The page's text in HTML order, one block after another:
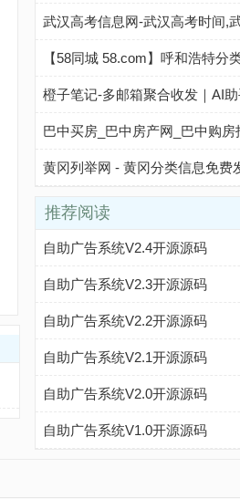
黄冈列举网 - 黄冈分类信息免费
推荐阅读
自助广告系统V2.4开源源码
自助广告系统V2.3开源源码
自助广告系统V2.2开源源码
自助广告系统V2.1开源源码
自助广告系统V2.0开源源码
自助广告系统V1.0开源源码